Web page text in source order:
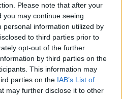
Please note that after your
may continue seeing
personal information utilized by
to third parties prior to
opt-out of the further
by third parties on the
This information may
parties on the IAB’s List of
may further disclose it to other
muzicală. Cât va
melodiile Rihannei